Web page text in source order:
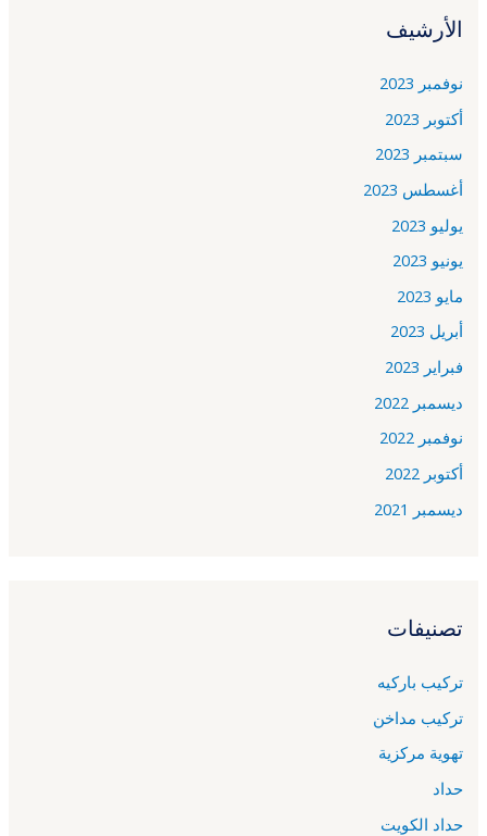
الأرشيف
نوفمبر 2023
أكتوبر 2023
سبتمبر 2023
أغسطس 2023
يوليو 2023
يونيو 2023
مايو 2023
أبريل 2023
فبراير 2023
ديسمبر 2022
نوفمبر 2022
أكتوبر 2022
ديسمبر 2021
تصنيفات
تركيب باركيه
تركيب مداخن
تهوية مركزية
حداد
حداد الكويت